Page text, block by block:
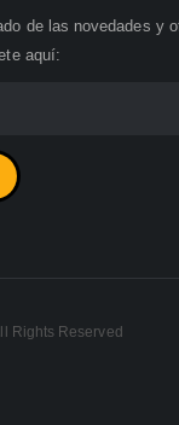
de las novedades y
aquí:
Rights Reserved